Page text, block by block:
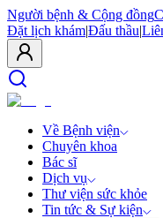
Người bệnh & Cộng đồng
Đặt lịch khám|Đấu thầu|
Về Bệnh viện
Chuyên khoa
Bác sĩ
Dịch vụ
Thư viện sức khỏe
Tin tức & Sự kiện